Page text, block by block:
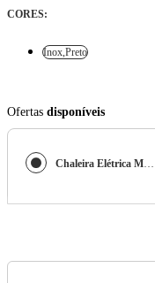
CORES:
Inox,Preto
Ofertas disponíveis
Chaleira Elétrica Mondial Pratic CE-06 com Capacidade de 2L - Inox